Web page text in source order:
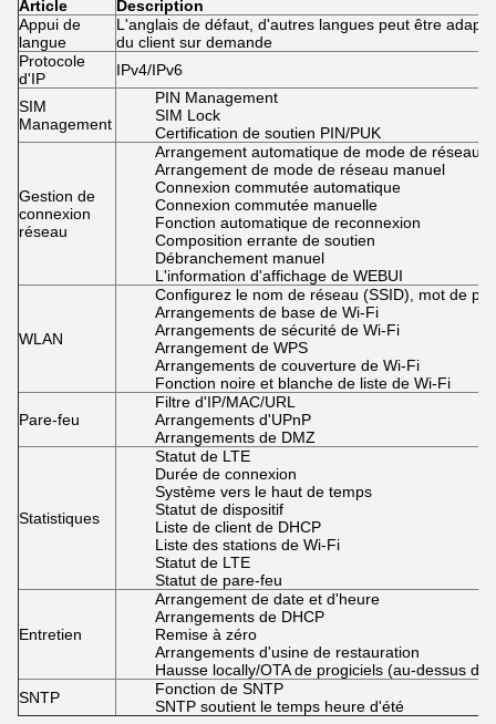
Article
Description
Appui de
langue
L'anglais de défaut, d'autres langues peut être
du client sur demande
Protocole
d'IP
IPv4/IPv6
SIM
Management
PIN Management
SIM Lock
Certification de soutien PIN/PUK
Gestion de
connexion
réseau
Arrangement automatique de mode de réseau
Arrangement de mode de réseau manuel
Connexion commutée automatique
Connexion commutée manuelle
Fonction automatique de reconnexion
Composition errante de soutien
Débranchement manuel
L'information d'affichage de WEBUI
WLAN
Configurez le nom de réseau (SSID), mot de
Arrangements de base de Wi-Fi
Arrangements de sécurité de Wi-Fi
Arrangement de WPS
Arrangements de couverture de Wi-Fi
Fonction noire et blanche de liste de Wi-Fi
Pare-feu
Filtre d'IP/MAC/URL
Arrangements d'UPnP
Arrangements de DMZ
Statistiques
Statut de LTE
Durée de connexion
Système vers le haut de temps
Statut de dispositif
Liste de client de DHCP
Liste des stations de Wi-Fi
Statut de LTE
Statut de pare-feu
Entretien
Arrangement de date et d'heure
Arrangements de DHCP
Remise à zéro
Arrangements d'usine de restauration
Hausse locally/OTA de progiciels (au-dessus de
SNTP
Fonction de SNTP
SNTP soutient le temps heure d'été